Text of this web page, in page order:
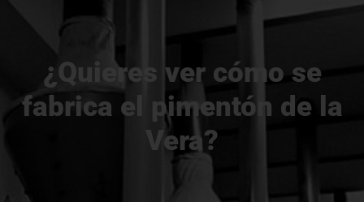
¿Quieres ver cómo se
fabrica el pimentón de la
Vera?